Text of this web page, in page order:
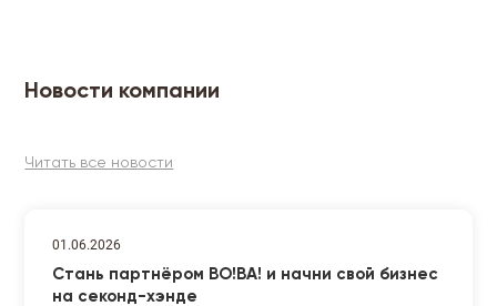
Новости компании
Читать все новости
01.06.2026
Стань партнёром ВО!ВА! и начни свой бизнес
на секонд-хэнде